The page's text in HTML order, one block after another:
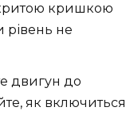
кришкою
рівень не
двигун до
як включиться